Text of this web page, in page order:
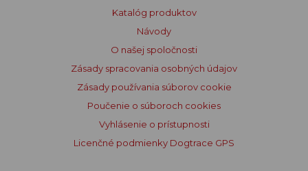
Katalóg produktov
Návody
O našej spoločnosti
Zásady spracovania osobných údajov
Zásady používania súborov cookie
Poučenie o súboroch cookies
Vyhlásenie o prístupnosti
Licenčné podmienky Dogtrace GPS